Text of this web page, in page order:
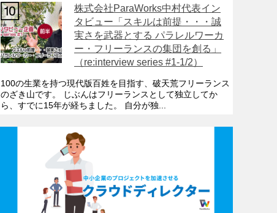
株式会社ParaWorks中村代表イン
タビュー「スキルは前提・・・誠
実さを武器とする パラレルワーカ
ー・フリーランスの集団を創る」
（re:interview series #1-1/2）
100の生業を持つ現代版百姓を目指す、破天荒フリーランス
のざき山です。 じぶんはフリーランスとして独立してか
ら、すでに15年が経ちました。 自分が独...